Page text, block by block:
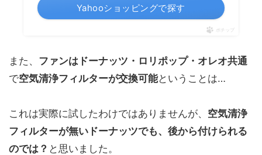
Yahooショッピングで探す
ポチップ
また、 ファンはドーナッツ・ロリポップ・オレオ共通
で空気清浄フィルターが交換可能ということは…
これは実際に試したわけではありませんが、 空気清浄
フィルターが無いドーナッツでも、後から付けられる
のでは？ と思いました。